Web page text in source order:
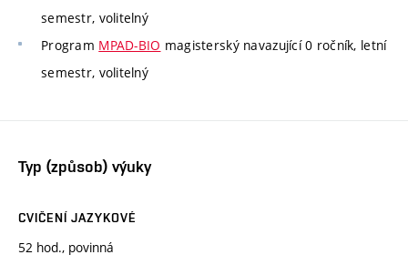
semestr, volitelný
Program MPAD-BIO magisterský navazující 0 ročník, letní
semestr, volitelný
Typ (způsob) výuky
CVIČENÍ JAZYKOVÉ
52 hod., povinná